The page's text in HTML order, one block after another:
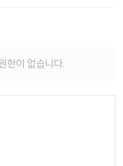
한이 없습니다.